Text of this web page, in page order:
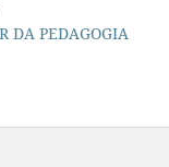
DA PEDAGOGIA